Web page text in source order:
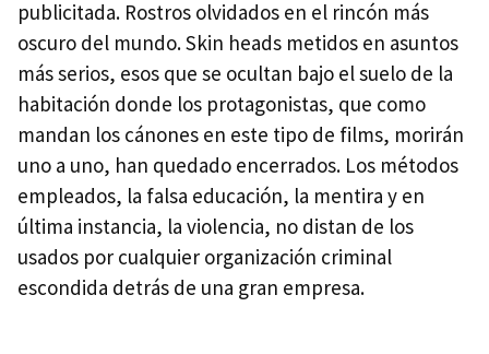
publicitada. Rostros olvidados en el rincón más
oscuro del mundo. Skin heads metidos en asuntos
más serios, esos que se ocultan bajo el suelo de la
habitación donde los protagonistas, que como
mandan los cánones en este tipo de films, morirán
uno a uno, han quedado encerrados. Los métodos
empleados, la falsa educación, la mentira y en
última instancia, la violencia, no distan de los
usados por cualquier organización criminal
escondida detrás de una gran empresa.